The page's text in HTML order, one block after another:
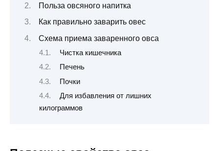
Польза овсяного напитка
Как правильно заварить овес
Схема приема заваренного овса
Чистка кишечника
Печень
Почки
Для избавления от лишних
килограммов